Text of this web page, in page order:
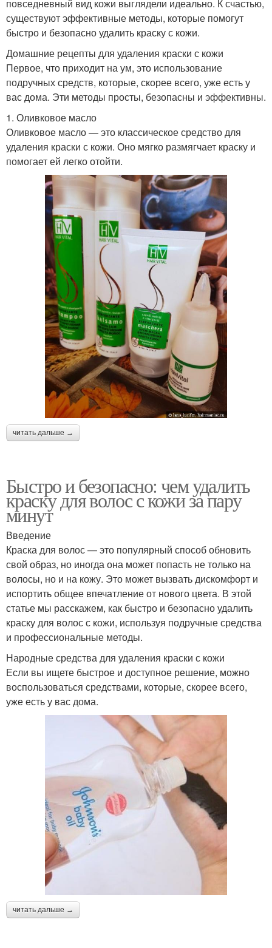
повседневный вид кожи выглядели идеально. К счастью,
существуют эффективные методы, которые помогут
быстро и безопасно удалить краску с кожи.
Домашние рецепты для удаления краски с кожи
Первое, что приходит на ум, это использование
подручных средств, которые, скорее всего, уже есть у
вас дома. Эти методы просты, безопасны и эффективны.
1. Оливковое масло
Оливковое масло — это классическое средство для
удаления краски с кожи. Оно мягко размягчает краску и
помогает ей легко отойти.
читать дальше →
Быстро и безопасно: чем удалить
краску для волос с кожи за пару
минут
Введение
Краска для волос — это популярный способ обновить
свой образ, но иногда она может попасть не только на
волосы, но и на кожу. Это может вызвать дискомфорт и
испортить общее впечатление от нового цвета. В этой
статье мы расскажем, как быстро и безопасно удалить
краску для волос с кожи, используя подручные средства
и профессиональные методы.
Народные средства для удаления краски с кожи
Если вы ищете быстрое и доступное решение, можно
воспользоваться средствами, которые, скорее всего,
уже есть у вас дома.
читать дальше →